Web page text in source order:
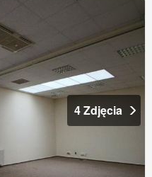
4 Zdjęcia